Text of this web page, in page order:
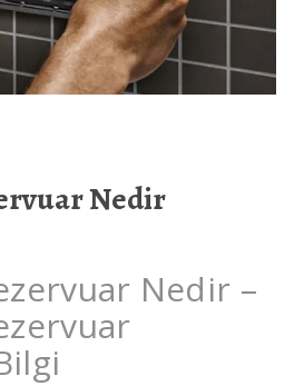
Nedir
Nedir –